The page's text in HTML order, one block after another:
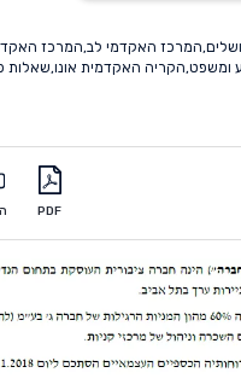
,המרכז האקדמי לב,המרכז
ומשפט,הקריה האקדמית אונו,שאלות
PDF